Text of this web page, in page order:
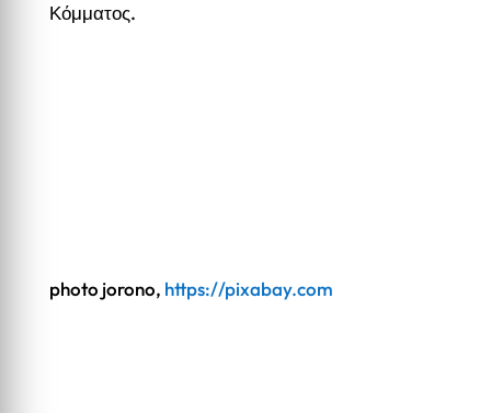
Κόμματος.
photo jorono, https://pixabay.com